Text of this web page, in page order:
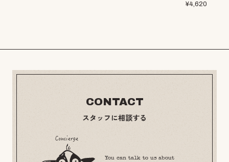
¥4,620
CONTACT
スタッフに相談する
You can talk to us about